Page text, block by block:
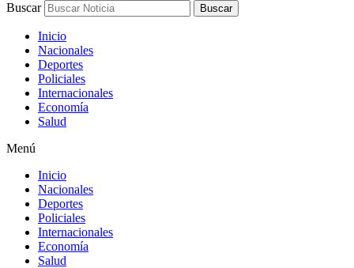
Buscar Buscar
Inicio
Nacionales
Deportes
Policiales
Internacionales
Economía
Salud
Menú
Inicio
Nacionales
Deportes
Policiales
Internacionales
Economía
Salud